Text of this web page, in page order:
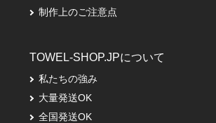
制作上のご注意点
TOWEL-SHOP.JPについて
私たちの強み
大量発送OK
全国発送OK